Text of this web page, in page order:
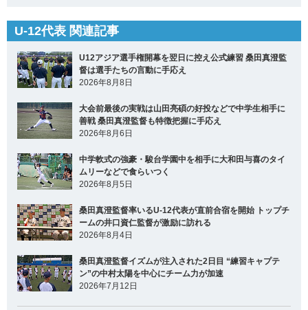
U-12代表 関連記事
U12アジア選手権開幕を翌日に控え公式練習 桑田真澄監
督は選手たちの言動に手応え
2026年8月8日
大会前最後の実戦は山田亮碩の好投などで中学生相手に
善戦 桑田真澄監督も特徴把握に手応え
2026年8月6日
中学軟式の強豪・駿台学園中を相手に大和田与喜のタイ
ムリーなどで食らいつく
2026年8月5日
桑田真澄監督率いるU-12代表が直前合宿を開始 トップチ
ームの井口資仁監督が激励に訪れる
2026年8月4日
桑田真澄監督イズムが注入された2日目 “練習キャプテ
ン”の中村太陽を中心にチーム力が加速
2026年7月12日